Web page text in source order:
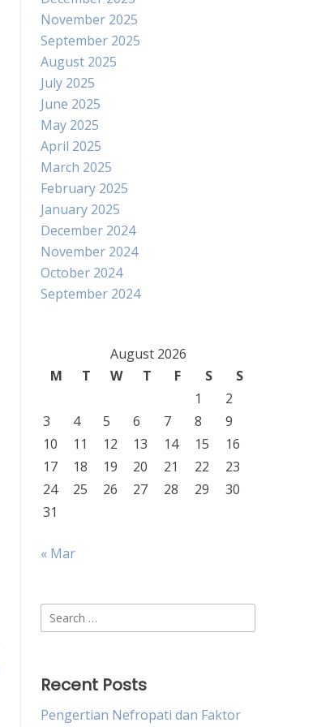
November 2025
September 2025
August 2025
July 2025
June 2025
May 2025
April 2025
March 2025
February 2025
January 2025
December 2024
November 2024
October 2024
September 2024
August 2026
M
T W T F S
S
1
2
3
4 5 6 7 8
9
10
11 12 13 14 15
16
17
18 19 20 21 22
23
24
25 26 27 28 29
30
31
« Mar
Search
for:
Recent Posts
Pengertian Nefropati dan Faktor